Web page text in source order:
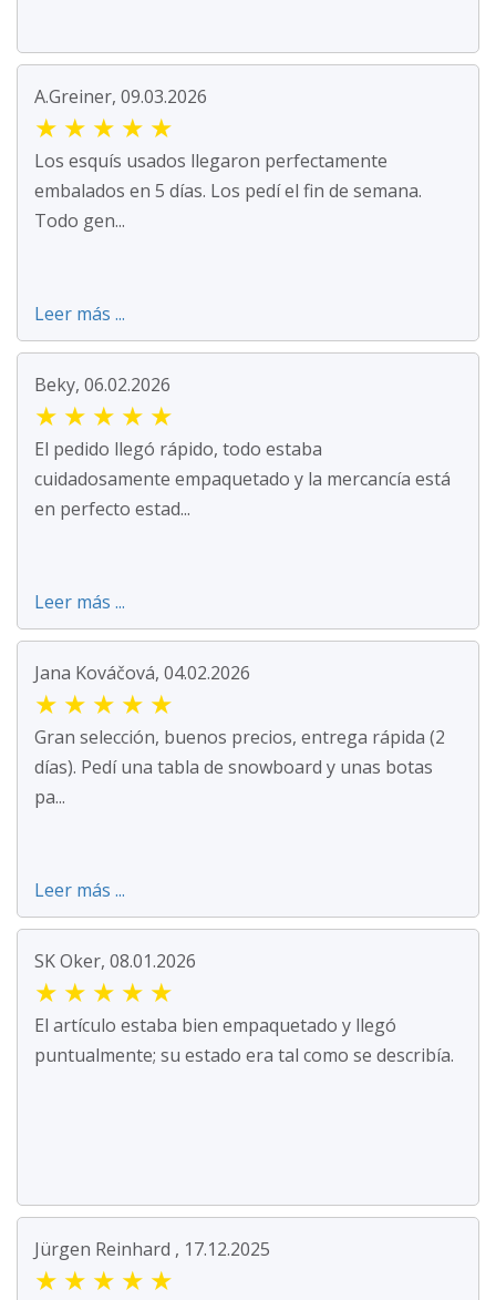
A.Greiner, 09.03.2026
★ ★ ★ ★ ★
Los esquís usados llegaron perfectamente
embalados en 5 días. Los pedí el fin de semana.
Todo gen...
Leer más ...
Beky, 06.02.2026
★ ★ ★ ★ ★
El pedido llegó rápido, todo estaba
cuidadosamente empaquetado y la mercancía está
en perfecto estad...
Leer más ...
Jana Kováčová, 04.02.2026
★ ★ ★ ★ ★
Gran selección, buenos precios, entrega rápida (2
días). Pedí una tabla de snowboard y unas botas
pa...
Leer más ...
SK Oker, 08.01.2026
★ ★ ★ ★ ★
El artículo estaba bien empaquetado y llegó
puntualmente; su estado era tal como se describía.
Jürgen Reinhard , 17.12.2025
★ ★ ★ ★ ★